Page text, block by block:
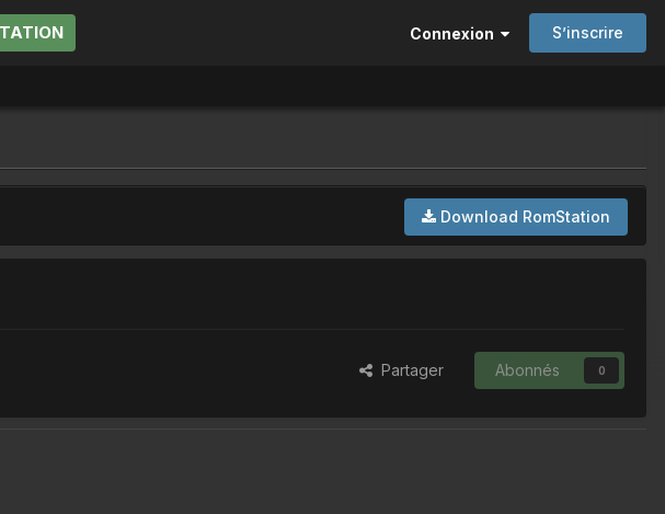
Connexion S’inscrire
Download RomStation
Partager Abonnés 0